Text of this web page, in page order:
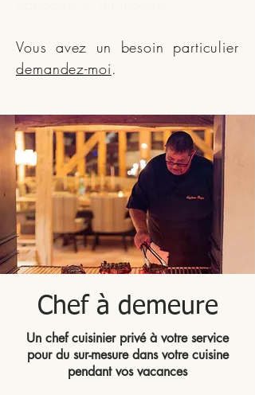
Vous avez un besoin particulier
demandez-moi.
Chef à demeure
Un chef cuisinier privé à votre service
pour du sur-mesure dans votre cuisine
pendant vos vacances